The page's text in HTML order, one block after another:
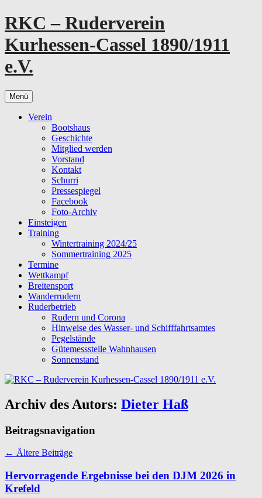
Zum
Inhalt
springen
RKC – Ruderverein
Kurhessen-Cassel 1890/1911
e.V.
Menü
Verein
Bootshaus
Geschichte
Mitglied werden
Vorstand
Kontakt
Schurri
Pressespiegel
Facebook
Foto-Archiv
Einsteigen
Training
Wintertraining 2024/25
Sommertraining 2025
Termine
Wettkampf
Breitensport
Wanderrudern
Ruderbetrieb
Rudern und Corona
Hinweise des Wasser- und Schifffahrtsamtes
Pegelstände
Gütemessstelle Wahnhausen
Sonnenstand
Archiv des Autors: Dieter Haß
Beitragsnavigation
← Ältere Beiträge
Hervorragende Ergebnisse bei den DJM 2026 in
Krefeld